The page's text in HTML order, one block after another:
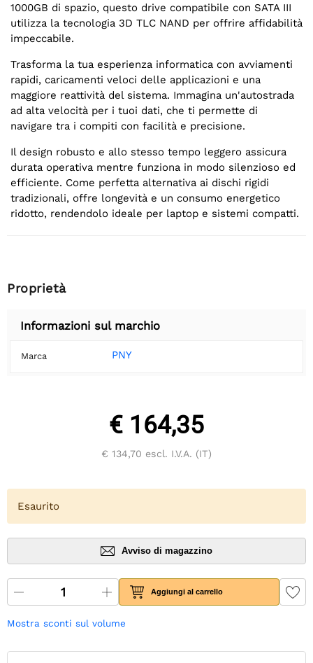
1000GB di spazio, questo drive compatibile con SATA III
utilizza la tecnologia 3D TLC NAND per offrire affidabilità
impeccabile.
Trasforma la tua esperienza informatica con avviamenti
rapidi, caricamenti veloci delle applicazioni e una
maggiore reattività del sistema. Immagina un'autostrada
ad alta velocità per i tuoi dati, che ti permette di
navigare tra i compiti con facilità e precisione.
Il design robusto e allo stesso tempo leggero assicura
durata operativa mentre funziona in modo silenzioso ed
efficiente. Come perfetta alternativa ai dischi rigidi
tradizionali, offre longevità e un consumo energetico
ridotto, rendendolo ideale per laptop e sistemi compatti.
Proprietà
Informazioni sul marchio
Marca PNY
€ 164,35
€ 134,70 escl. I.V.A. (IT)
Esaurito
Avviso di magazzino
Aggiungi al carrello
Mostra sconti sul volume